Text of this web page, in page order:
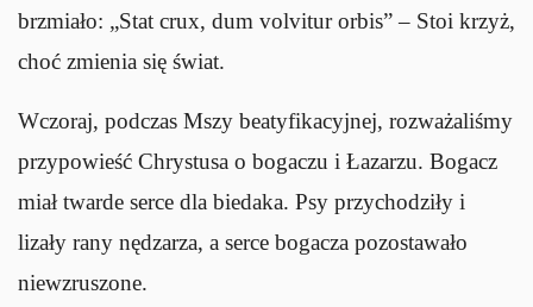
brzmiało: „Stat crux, dum volvitur orbis” – Stoi krzyż,
choć zmienia się świat.
Wczoraj, podczas Mszy beatyfikacyjnej, rozważaliśmy
przypowieść Chrystusa o bogaczu i Łazarzu. Bogacz
miał twarde serce dla biedaka. Psy przychodziły i
lizały rany nędzarza, a serce bogacza pozostawało
niewzruszone.